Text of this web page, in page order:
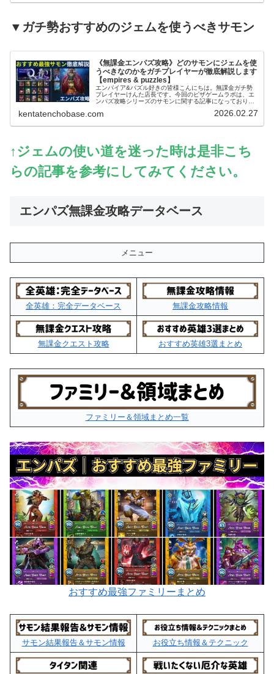
▼ガチ勢おすすめのジェムを使うべきサモン
《無課金エンパズ攻略》どのサモンにジェムを使
うべきなのかをガチプレイヤーが徹底解説します
【empires & puzzles】
エンパイア&パズル好きの皆様こんにちは。無課金ガチ勢
プレイヤーけんた店長です。今回のピザゲームラボは、エ
ンパズ攻略シリーズのサモンに関する記事になっておりま
筆者が、多くのプレイヤーさんが迷…
kentatenchobase.com 2026.02.27
↑ジェムの使い道を迷った時は是非こち
らの記事を参考にしてみてください。
エンパズ無課金攻略データベース
メニュー
全英雄：完全データベース 無課金攻略情報
無課金クエスト攻略 おすすめ英雄3選まとめ
ファミリー＆領域まとめ一覧
おすすめ最強ファミリーまとめ
サモン結果報告＆サモン情報 お役立ち情報＆テクニック